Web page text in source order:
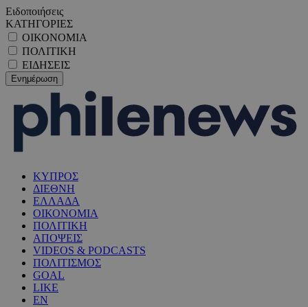
Ειδοποιήσεις
ΚΑΤΗΓΟΡΙΕΣ
ΟΙΚΟΝΟΜΙΑ
ΠΟΛΙΤΙΚΗ
ΕΙΔΗΣΕΙΣ
ΚΥΠΡΟΣ
ΔΙΕΘΝΗ
ΕΛΛΑΔΑ
ΟΙΚΟΝΟΜΙΑ
ΠΟΛΙΤΙΚΗ
ΑΠΟΨΕΙΣ
VIDEOS & PODCASTS
ΠΟΛΙΤΙΣΜΟΣ
GOAL
LIKE
EN